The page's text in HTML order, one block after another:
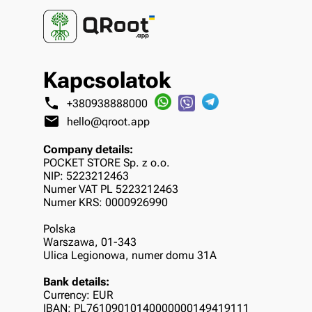
Kapcsolatok
phone +380938888000
mail hello@qroot.app
Company details:
POCKET STORE Sp. z o.o.
NIP: 5223212463
Numer VAT PL 5223212463
Numer KRS: 0000926990
Polska
Warszawa, 01-343
Ulica Legionowa, numer domu 31A
Bank details:
Currency: EUR
IBAN: PL76109010140000000149419111